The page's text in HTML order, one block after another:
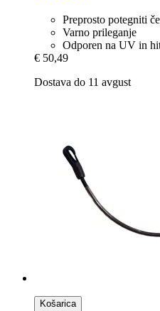
Preprosto potegniti
Varno prileganje
Odporen na UV in
€ 50,49
Dostava do 11 avgust
Košarica